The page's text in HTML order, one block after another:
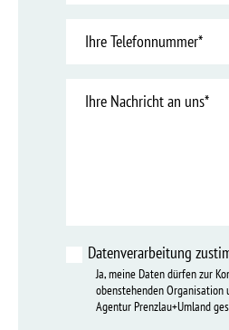
Telefon
Nachricht
Datenverarbeitung
Ja, meine Daten dürfen zur
obenstehenden
Agentur Prenzlau+Umland